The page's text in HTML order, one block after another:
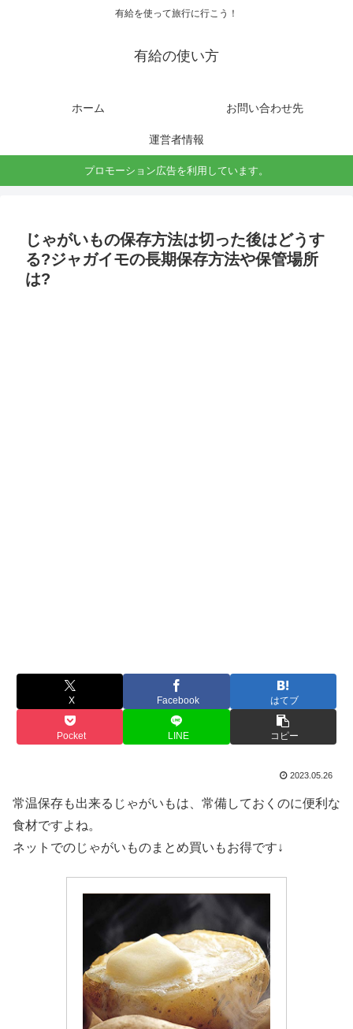
有給を使って旅行に行こう！
有給の使い方
ホーム お問い合わせ先
運営者情報
プロモーション広告を利用しています。
じゃがいもの保存方法は切った後はどうす
る?ジャガイモの長期保存方法や保管場所
は?
X Facebook はてブ
Pocket LINE コピー
2023.05.26
常温保存も出来るじゃがいもは、常備しておくのに便利な
食材ですよね。
ネットでのじゃがいものまとめ買いもお得です↓